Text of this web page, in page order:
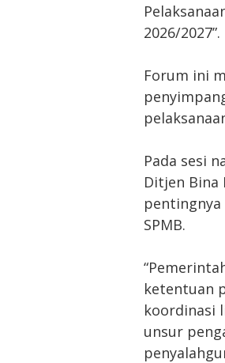
2026/2027”.
Forum ini
Pada sesi
Ditjen Bina
SPMB.
ketentuan
koordinasi
unsur